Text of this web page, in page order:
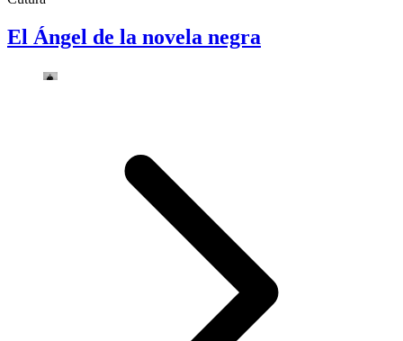
El Ángel de la novela negra